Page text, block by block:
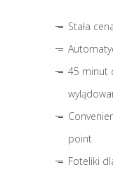
Stała
45 minut
point
Foteliki